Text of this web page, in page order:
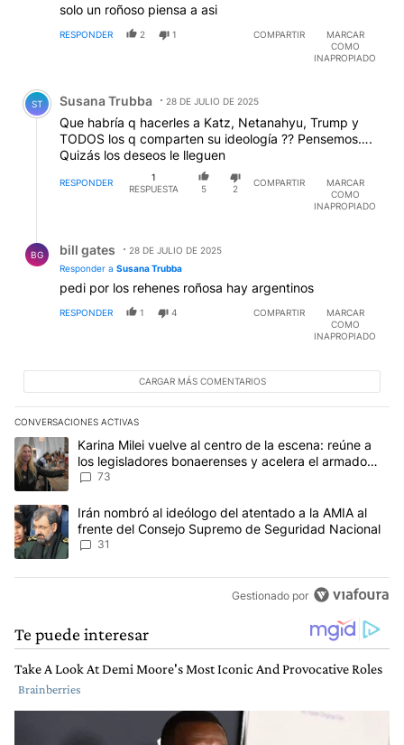
solo un roñoso piensa a asi
RESPONDER 2 1 COMPARTIR
MARCAR
COMO
INAPROPIADO
Comentario de Susana Trubba.
ST Susana Trubba 28 DE JULIO DE 2025
Que habría q hacerles a Katz, Netanahyu, Trump y
TODOS los q comparten su ideología ?? Pensemos….
Quizás los deseos le lleguen
RESPONDER
1
RESPUESTA
5 2
COMPARTIR
MARCAR
COMO
INAPROPIADO
BG bill gates
28 DE JULIO DE 2025
Responder a Susana Trubba
pedi por los rehenes roñosa hay argentinos
RESPONDER 1 4 COMPARTIR
MARCAR
COMO
INAPROPIADO
CARGAR MÁS COMENTARIOS
CONVERSACIONES ACTIVAS
Este listado muestra los artículos con más comentarios en los
Un artículo de tendencia con el título "Karina Milei vuelve al
Karina Milei vuelve al centro de la escena: reúne a
los legisladores bonaerenses y acelera el armado
para 2027
73
Un artículo de tendencia con el título "Irán nombró al ideólogo
Irán nombró al ideólogo del atentado a la AMIA al
frente del Consejo Supremo de Seguridad Nacional
31
Gestionado por